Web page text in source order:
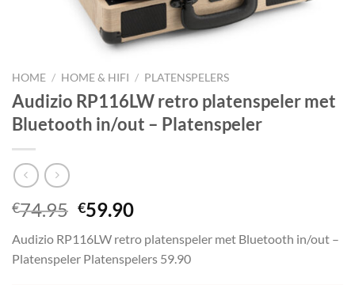
HOME / HOME & HIFI / PLATENSPELERS
Audizio RP116LW retro platenspeler met
Bluetooth in/out – Platenspeler
€74.95 Oorspronkelijke
was:
€74.95.
€59.90Huidige
is:
€59.90.
Audizio RP116LW retro platenspeler met Bluetooth in/out –
Platenspeler Platenspelers 59.90